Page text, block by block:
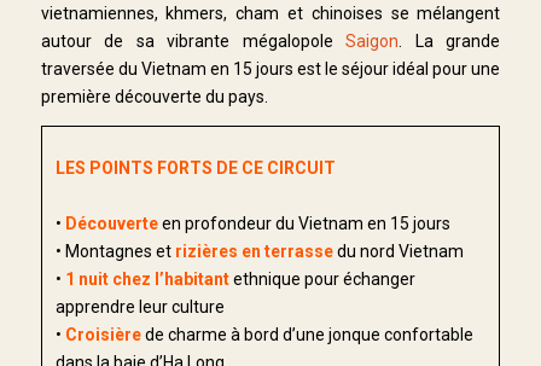
vietnamiennes, khmers, cham et chinoises se mélangent
autour de sa vibrante mégalopoleSaigon . La grande
traversée du Vietnam en 15 jours est le séjour idéal pour une
première découverte du pays.
LES POINTS FORTS DE CE CIRCUIT
• Découverteen profondeur du Vietnam en 15 jours
• Montagnes et rizières en terrassedu nord Vietnam
• 1 nuit chez l’habitantethnique pour échanger
apprendre leur culture
• Croisièrede charme à bord d’une jonque confortable